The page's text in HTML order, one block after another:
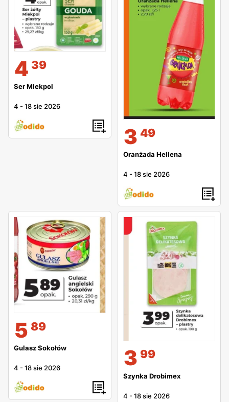
4 39
Ser Mlekpol
4 -18 sie 2026
3 49
Oranżada Hellena
4 -18 sie 2026
5 89
Gulasz Sokołów
4 -18 sie 2026 3 99
Szynka Drobimex
4 -18 sie 2026